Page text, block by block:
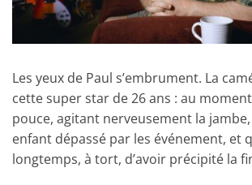
Les yeux de Paul s’embrument. La
cette super star de 26 ans : au
pouce, agitant nerveusement la
enfant dépassé par les événement, et
longtemps, à tort, d’avoir précipité la